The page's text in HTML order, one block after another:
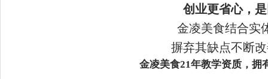
创业更省心，
金凌美食结合实
摒弃其缺点不断
金凌美食21年教学资质，拥